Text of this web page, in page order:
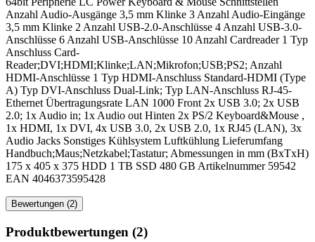
Anzahl Audio-Ausgänge 3,5 mm Klinke 3 Anzahl Audio-Eingänge
3,5 mm Klinke 2 Anzahl USB-2.0-Anschlüsse 4 Anzahl USB-3.0-
Anschlüsse 6 Anzahl USB-Anschlüsse 10 Anzahl Cardreader 1 Typ
Anschluss Card-
Reader;DVI;HDMI;Klinke;LAN;Mikrofon;USB;PS2; Anzahl
HDMI-Anschlüsse 1 Typ HDMI-Anschluss Standard-HDMI (Type
A) Typ DVI-Anschluss Dual-Link; Typ LAN-Anschluss RJ-45-
Ethernet Übertragungsrate LAN 1000 Front 2x USB 3.0; 2x USB
2.0; 1x Audio in; 1x Audio out Hinten 2x PS/2 Keyboard&Mouse ,
1x HDMI, 1x DVI, 4x USB 3.0, 2x USB 2.0, 1x RJ45 (LAN), 3x
Audio Jacks Sonstiges Kühlsystem Luftkühlung Lieferumfang
Handbuch;Maus;Netzkabel;Tastatur; Abmessungen in mm (BxTxH)
175 x 405 x 375 HDD 1 TB SSD 480 GB Artikelnummer 59542
EAN 4046373595428
Bewertungen (2)
Produktbewertungen (2)